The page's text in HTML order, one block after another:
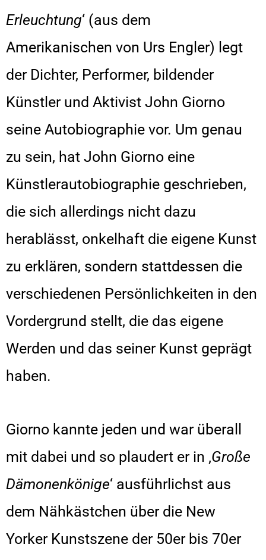
Erleuchtung‘ (aus dem
Amerikanischen von Urs Engler) legt
der Dichter, Performer, bildender
Künstler und Aktivist John Giorno
seine Autobiographie vor. Um genau
zu sein, hat John Giorno eine
Künstlerautobiographie geschrieben,
die sich allerdings nicht dazu
herablässt, onkelhaft die eigene Kunst
zu erklären, sondern stattdessen die
verschiedenen Persönlichkeiten in den
Vordergrund stellt, die das eigene
Werden und das seiner Kunst geprägt
haben.
Giorno kannte jeden und war überall
mit dabei und so plaudert er in ‚Große
Dämonenkönige‘ ausführlichst aus
dem Nähkästchen über die New
Yorker Kunstszene der 50er bis 70er